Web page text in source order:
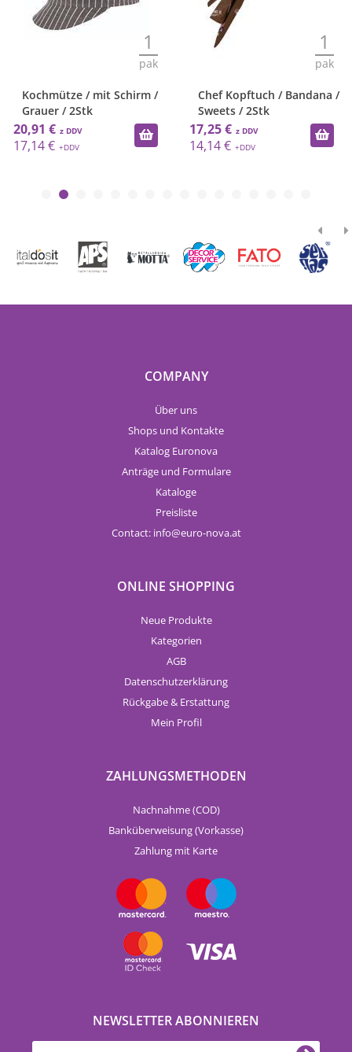
1
pak
Kochmütze / mit Schirm /
Grauer / 2Stk
20,91 €
17,14 €
1
pak
Chef Kopftuch / Bandana /
Sweets / 2Stk
17,25 €
14,14 €
COMPANY
Über uns
Shops und Kontakte
Katalog Euronova
Anträge und Formulare
Kataloge
Preisliste
Contact: info euro-nova.at
ONLINE SHOPPING
Neue Produkte
Kategorien
AGB
Datenschutzerklärung
Rückgabe & Erstattung
Mein Profil
ZAHLUNGSMETHODEN
Nachnahme (COD)
Banküberweisung (Vorkasse)
Zahlung mit Karte
NEWSLETTER ABONNIEREN